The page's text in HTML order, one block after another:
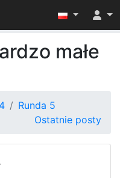
małe
Runda 5
Ostatnie posty